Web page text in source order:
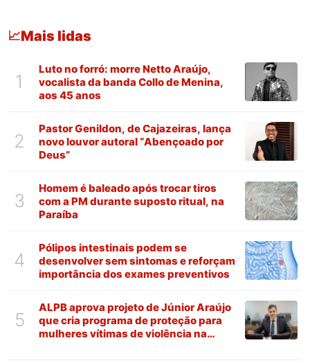
📈Mais lidas
1
Luto no forró: morre Netto Araújo,
vocalista da banda Collo de Menina,
aos 45 anos
2
Pastor Genildon, de Cajazeiras, lança
novo louvor autoral “Abençoado por
Deus”
3
Homem é baleado após trocar tiros
com a PM durante suposto ritual, na
Paraíba
4
Pólipos intestinais podem se
desenvolver sem sintomas e reforçam
importância dos exames preventivos
5
ALPB aprova projeto de Júnior Araújo
que cria programa de proteção para
mulheres vítimas de violência na